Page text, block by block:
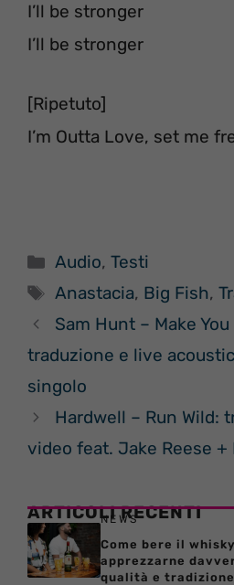
I’ll be stronger
I’ll be stronger
[Ripetuto]
I’m Outta Love, set me
Categorie
Audio,Testi
Tag
Anastacia, Big Fish,
Sam Hunt – Make
traduzione e live
singolo
Hardwell – Run Wild:
video feat. Jake Reese +
ARTICOLI RECENTI
NEWS
Come bere il
apprezzarne
qualità e tradizione